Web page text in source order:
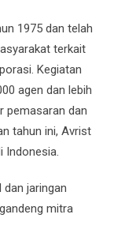
1975 dan telah
terkait
Kegiatan
agen dan lebih
pemasaran dan
tahun ini, Avrist
Indonesia.
jaringan
mitra